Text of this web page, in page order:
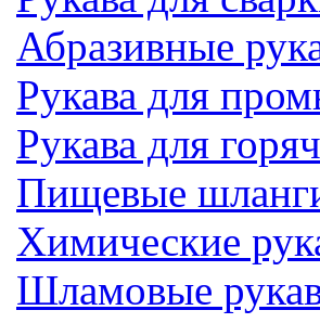
Абразивные
Рукава для
Рукава для
Пищевые
Химические
Шламовые